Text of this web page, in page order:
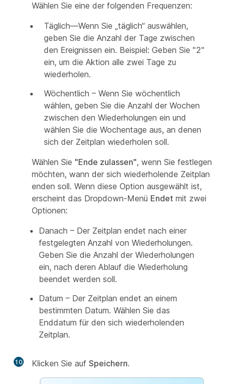
Wählen Sie eine der folgenden Frequenzen:
Täglich—Wenn Sie „täglich“ auswählen,
geben Sie die Anzahl der Tage zwischen
den Ereignissen ein. Beispiel: Geben Sie "2"
ein, um die Aktion alle zwei Tage zu
wiederholen.
Wöchentlich – Wenn Sie wöchentlich
wählen, geben Sie die Anzahl der Wochen
zwischen den Wiederholungen ein und
wählen Sie die Wochentage aus, an denen
sich der Zeitplan wiederholen soll.
Wählen Sie "Ende zulassen", wenn Sie festlegen
möchten, wann der sich wiederholende Zeitplan
enden soll. Wenn diese Option ausgewählt ist,
erscheint das Dropdown-Menü Endet mit zwei
Optionen:
Danach – Der Zeitplan endet nach einer
festgelegten Anzahl von Wiederholungen.
Geben Sie die Anzahl der Wiederholungen
ein, nach deren Ablauf die Wiederholung
beendet werden soll.
Datum – Der Zeitplan endet an einem
bestimmten Datum. Wählen Sie das
Enddatum für den sich wiederholenden
Zeitplan.
10 Klicken Sie auf Speichern.